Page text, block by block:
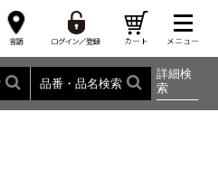
品番・品名検索
詳細検
索